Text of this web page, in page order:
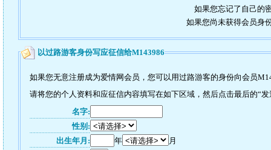
如果您忘记了自己的
如果您尚未获得会员身
以过路游客身份写应征信给M143986
如果您无意注册成为爱情网会员，您可以用过路游客的身份向会员
请将您的个人资料和应征信内容填写在如下区域，然后点击最后的“
名字:
性别:
出生年月:
年
月